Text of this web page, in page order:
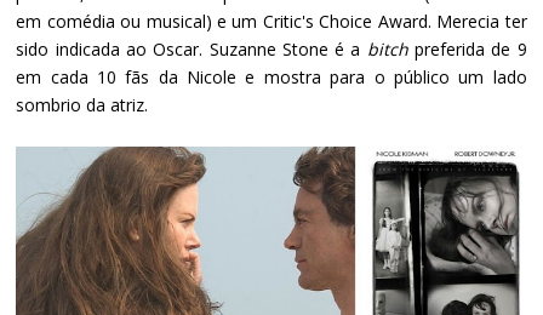
em comédia ou musical) e um Critic's Choice Award. Merecia ter
sido indicada ao Oscar. Suzanne Stone é a bitch preferida de 9
em cada 10 fãs da Nicole e mostra para o público um lado
sombrio da atriz.